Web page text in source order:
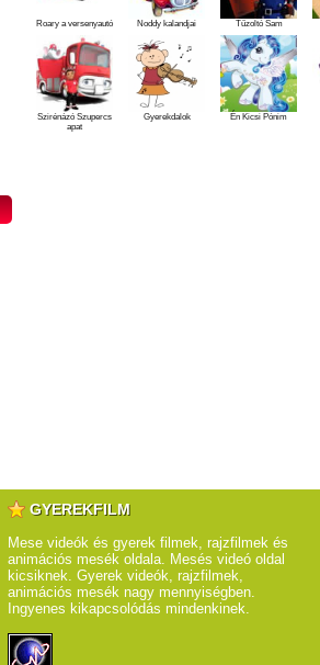
Roary a versenyautó Noddy kalandjai Tűzoltó Sam
Szirénázó Szupercs
apat
Gyerekdalok Én Kicsi Pónim
GYEREKFILM
Mese videók és gyerek filmek, rajzfilmek és
animációs mesék oldala. Mesés videó oldal
kicsiknek. Gyerek videók, rajzfilmek,
animációs mesék nagy mennyiségben.
Ingyenes kikapcsolódás mindenkinek.